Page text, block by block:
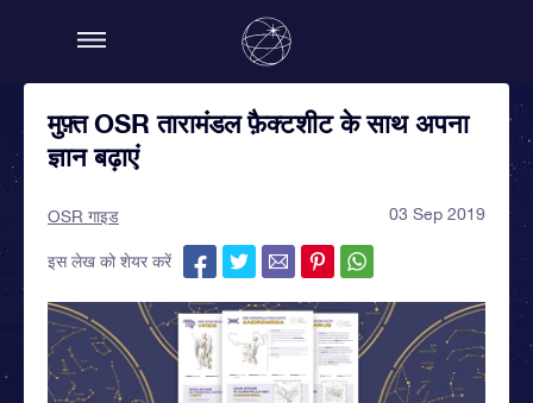
मुफ़्त OSR तारामंडल फ़ैक्टशीट के साथ अपना
ज्ञान बढ़ाएं
OSR गाइड 03 Sep 2019
इस लेख को शेयर करें